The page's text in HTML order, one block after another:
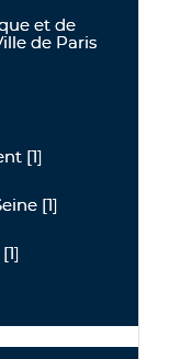
Industrielles de la
et de
de Paris
[1]
[1]
[1]